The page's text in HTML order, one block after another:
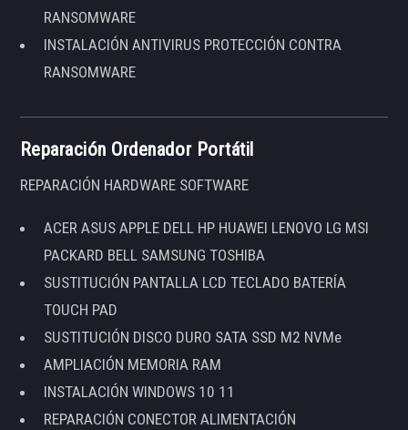
RANSOMWARE
INSTALACIÓN ANTIVIRUS PROTECCIÓN CONTRA
RANSOMWARE
Reparación Ordenador Portátil
REPARACIÓN HARDWARE SOFTWARE
ACER ASUS APPLE DELL HP HUAWEI LENOVO LG MSI
PACKARD BELL SAMSUNG TOSHIBA
SUSTITUCIÓN PANTALLA LCD TECLADO BATERÍA
TOUCH PAD
SUSTITUCIÓN DISCO DURO SATA SSD M2 NVMe
AMPLIACIÓN MEMORIA RAM
INSTALACIÓN WINDOWS 10 11
REPARACIÓN CONECTOR ALIMENTACIÓN